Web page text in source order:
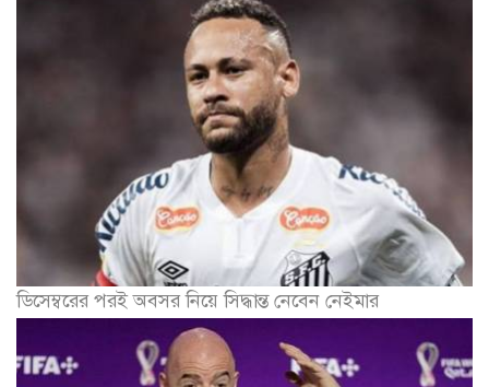
ডিসেম্বরের পরই অবসর নিয়ে সিদ্ধান্ত নেবেন নেইমার